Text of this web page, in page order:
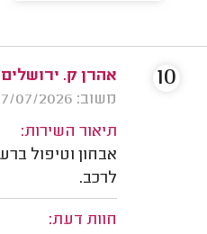
אהרן ק.
משוב: 17/07/2026
תיאור השירות:
אבחון וטיפול
לרכב.
חוות דעת:
10